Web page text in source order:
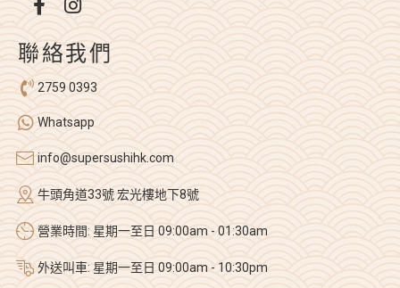
聯絡我們
2759 0393
Whatsapp
info@supersushihk.com
牛頭角道33號 宏光樓地下8號
營業時間: 星期一至日 09:00am - 01:30am
外送叫車: 星期一至日 09:00am - 10:30pm